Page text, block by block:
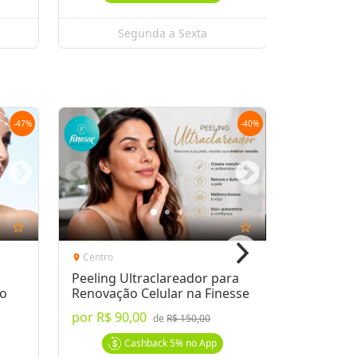
Segunda a Sexta
-47%
star_outline
-40%
star_outline
location_on Centro
Peeling Ultraclareador para
Renovação Celular na Finesse
por R$ 90,00 deR$ 150,00
Cashback5%no App